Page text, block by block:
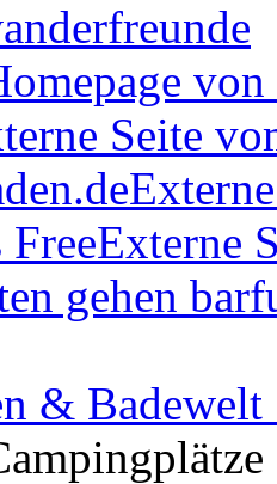
Seite
Externe
gehen
& Badewelt